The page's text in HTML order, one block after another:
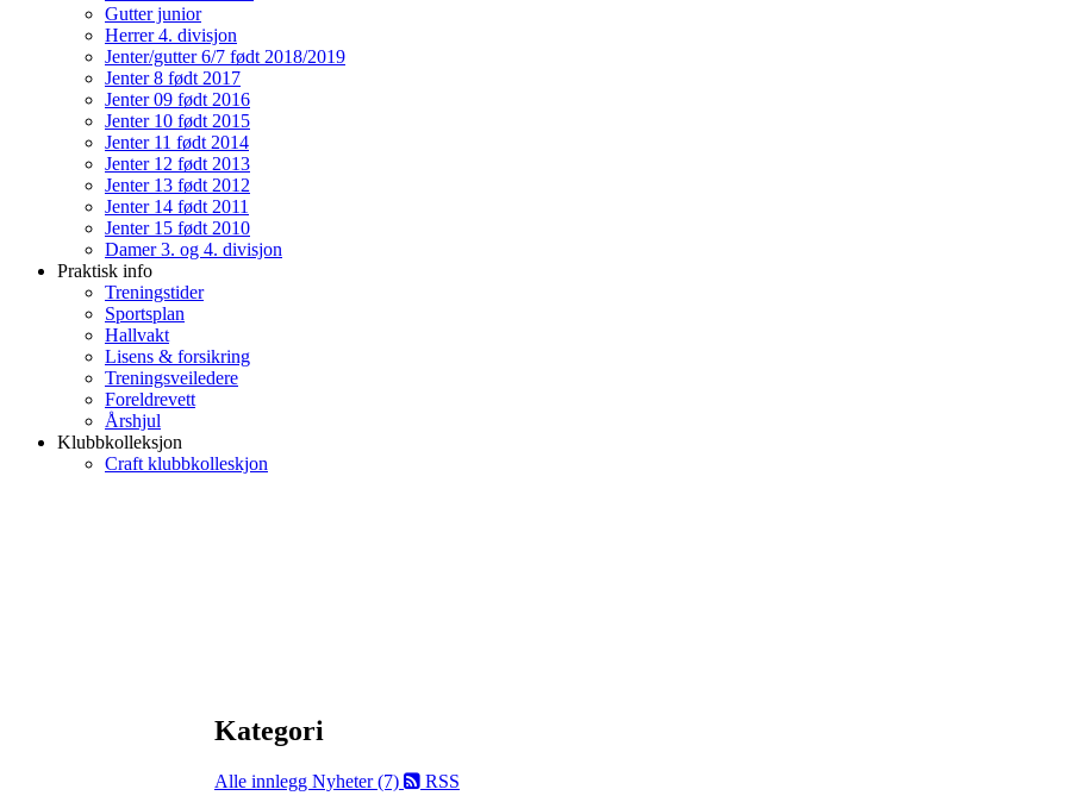
Gutter junior
Herrer 4. divisjon
Jenter/gutter 6/7 født 2018/2019
Jenter 8 født 2017
Jenter 09 født 2016
Jenter 10 født 2015
Jenter 11 født 2014
Jenter 12 født 2013
Jenter 13 født 2012
Jenter 14 født 2011
Jenter 15 født 2010
Damer 3. og 4. divisjon
Praktisk info
Treningstider
Sportsplan
Hallvakt
Lisens & forsikring
Treningsveiledere
Foreldrevett
Årshjul
Klubbkolleksjon
Craft klubbkolleskjon
Kategori
Alle innlegg Nyheter (7) RSS